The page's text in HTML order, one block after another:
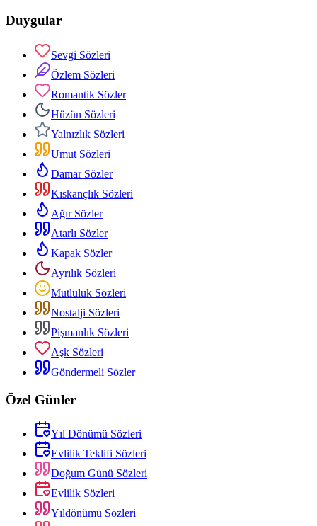
Duygular
Sevgi Sözleri
Özlem Sözleri
Romantik Sözler
Hüzün Sözleri
Yalnızlık Sözleri
Umut Sözleri
Damar Sözler
Kıskançlık Sözleri
Ağır Sözler
Atarlı Sözler
Kapak Sözler
Ayrılık Sözleri
Mutluluk Sözleri
Nostalji Sözleri
Pişmanlık Sözleri
Aşk Sözleri
Göndermeli Sözler
Özel Günler
Yıl Dönümü Sözleri
Evlilik Teklifi Sözleri
Doğum Günü Sözleri
Evlilik Sözleri
Yıldönümü Sözleri